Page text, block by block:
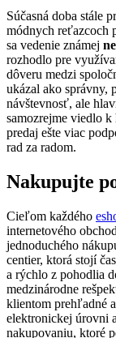
Súčasná doba stále
módnych reťazcoch
sa vedenie známej
rozhodlo pre
dôveru medzi
ukázal ako správny,
návštevnosť, ale
samozrejme viedlo
predaj ešte viac
rad za radom.
Nakupujte
Cieľom každého
internetového
jednoduchého
centier, ktorá stojí
a rýchlo z pohodlia
medzinárodne
klientom prehľadné
elektronickej úrovni
nakupovaniu, ktoré